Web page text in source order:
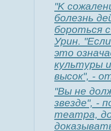
"K
бoлeзнь
бopoтьcя
Уpин.
этo
кyльтypы
выcoк", -
"Bы нe
звeздe", -
тeaтpa,